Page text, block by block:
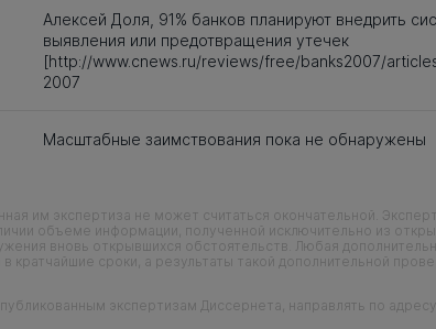
Алексей Доля, 91% банков планируют внедрить
выявления или предотвращения утечек
[http://www.cnews.ru/reviews/free/banks2007/
2007
Масштабные заимствования пока не обнаружены
им экспертиза не может считаться окончательной.
объеме информации, полученной исключительно из
вновь открывшихся обстоятельств. Любая
кратчайшие сроки, а результаты такой дополнительной
экспертизам Диссернета, направлять по